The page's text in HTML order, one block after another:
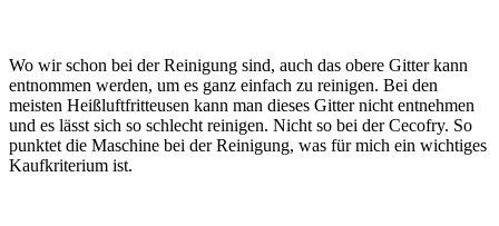
Wo wir schon bei der Reinigung sind, auch das obere Gitter kann
entnommen werden, um es ganz einfach zu reinigen. Bei den
meisten Heißluftfritteusen kann man dieses Gitter nicht entnehmen
und es lässt sich so schlecht reinigen. Nicht so bei der Cecofry. So
punktet die Maschine bei der Reinigung, was für mich ein wichtiges
Kaufkriterium ist.